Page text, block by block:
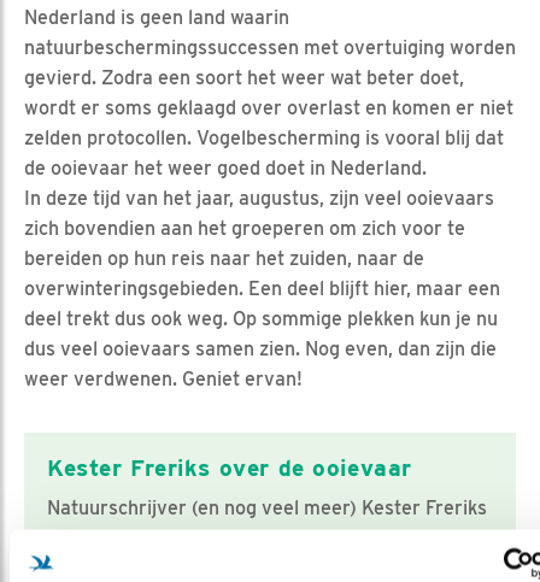
Nederland is geen land waarin
natuurbeschermingssuccessen met overtuiging worden
gevierd. Zodra een soort het weer wat beter doet,
wordt er soms geklaagd over overlast en komen er niet
zelden protocollen. Vogelbescherming is vooral blij dat
de ooievaar het weer goed doet in Nederland.
In deze tijd van het jaar, augustus, zijn veel ooievaars
zich bovendien aan het groeperen om zich voor te
bereiden op hun reis naar het zuiden, naar de
overwinteringsgebieden. Een deel blijft hier, maar een
deel trekt dus ook weg. Op sommige plekken kun je nu
dus veel ooievaars samen zien. Nog even, dan zijn die
weer verdwenen. Geniet ervan!
Kester Freriks over de ooievaar
Natuurschrijver (en nog veel meer) Kester Freriks
was deze iconische vogel uit Nederland